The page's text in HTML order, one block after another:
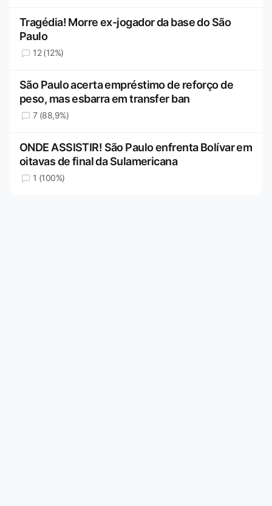
Tragédia! Morre ex-jogador da base do São
Paulo
12 (12%)
São Paulo acerta empréstimo de reforço de
peso, mas esbarra em transfer ban
7 (88,9%)
ONDE ASSISTIR! São Paulo enfrenta Bolívar em
oitavas de final da Sulamericana
1 (100%)